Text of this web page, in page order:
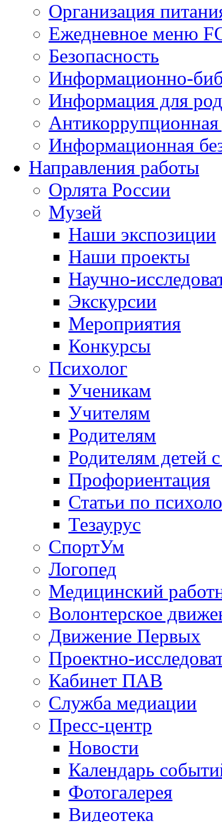
Организация
Ежедневное меню
Безопасность
Информационно-
Информация для
Антикоррупционная
Информационная
Направления работы
Орлята России
Музей
Наши экспозиции
Наши проекты
Научно-
Экскурсии
Мероприятия
Конкурсы
Психолог
Ученикам
Учителям
Родителям
Родителям детей
Профориентация
Статьи по
Тезаурус
СпортУм
Логопед
Медицинский
Волонтерское
Движение Первых
Проектно-
Кабинет ПАВ
Служба медиации
Пресс-центр
Новости
Календарь
Фотогалерея
Видеотека